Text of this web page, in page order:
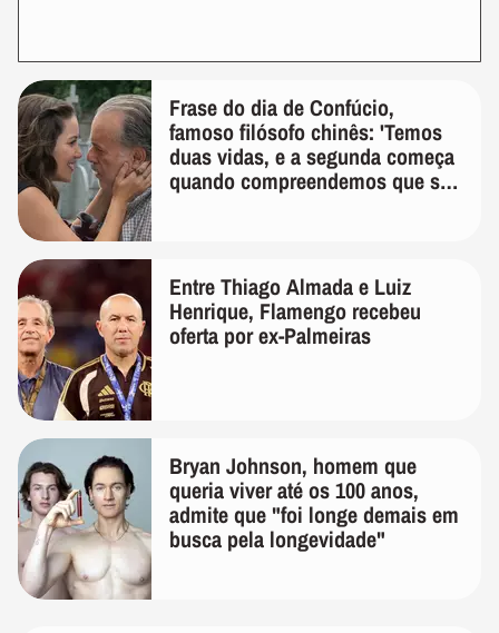
Frase do dia de Confúcio,
famoso filósofo chinês: 'Temos
duas vidas, e a segunda começa
quando compreendemos que só
Entre Thiago Almada e Luiz
Henrique, Flamengo recebeu
oferta por ex-Palmeiras
Bryan Johnson, homem que
queria viver até os 100 anos,
admite que "foi longe demais em
busca pela longevidade"